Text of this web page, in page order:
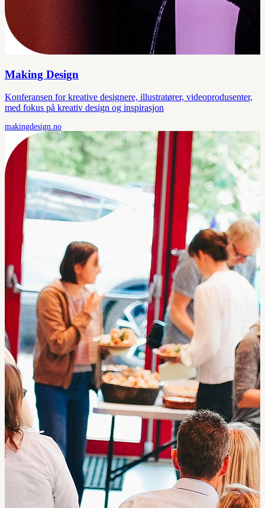
Making Design
Konferansen for kreative designere, illustratører, videoprodusenter,
med fokus på kreativ design og inspirasjon
makingdesign.no